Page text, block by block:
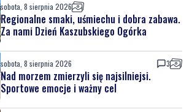
sobota, 8 sierpnia 2026
Regionalne smaki, uśmiechu i dobra zabawa.
Za nami Dzień Kaszubskiego Ogórka
sobota, 8 sierpnia 2026 3
Nad morzem zmierzyli się najsilniejsi.
Sportowe emocje i ważny cel